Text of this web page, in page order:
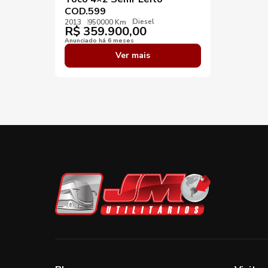
COD.599
2013 950000 Km Diesel
R$ 359.900,00
Anunciado há 6 meses
Ver mais